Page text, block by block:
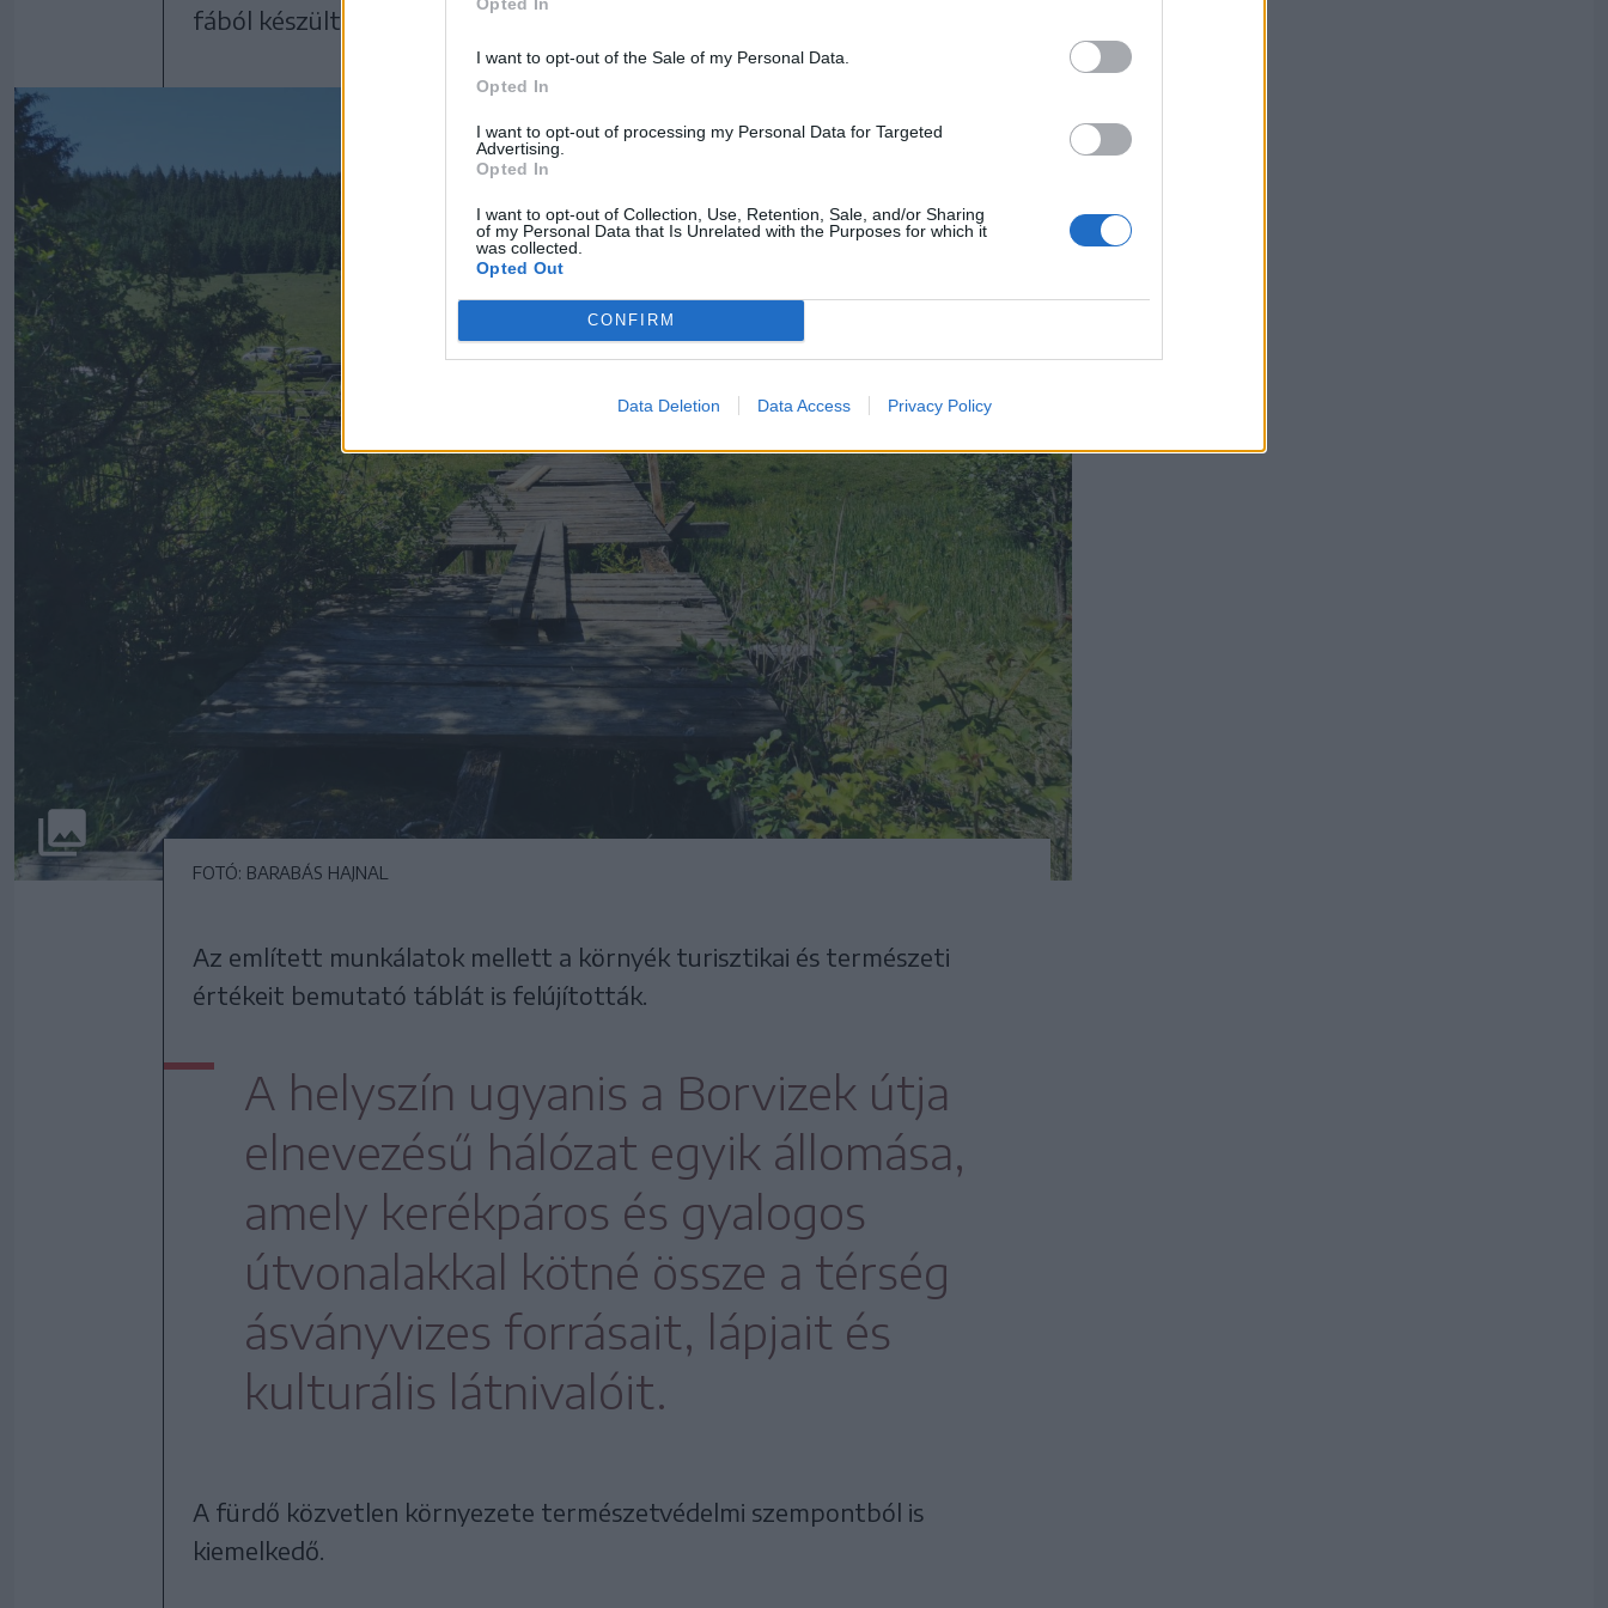
I want to opt-out of the Sale of my Personal Data.
Opted In
I want to opt-out of processing my Personal Data for Targeted
Advertising.
Opted In
I want to opt-out of Collection, Use, Retention, Sale, and/or Sharing
of my Personal Data that Is Unrelated with the Purposes for which it
was collected.
Opted Out
CONFIRM
Data Deletion Data Access Privacy Policy
fából készült ösvény helyett pedig köveket fognak elhelyezni.
FOTÓ: BARABÁS HAJNAL
Az említett munkálatok mellett a környék turisztikai és természeti
értékeit bemutató táblát is felújították.
A helyszín ugyanis a Borvizek útja
elnevezésű hálózat egyik állomása,
amely kerékpáros és gyalogos
útvonalakkal kötné össze a térség
ásványvizes forrásait, lápjait és
kulturális látnivalóit.
A fürdő közvetlen környezete természetvédelmi szempontból is
kiemelkedő.